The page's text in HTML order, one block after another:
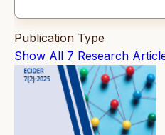
Publication Type
Show All 7 Research